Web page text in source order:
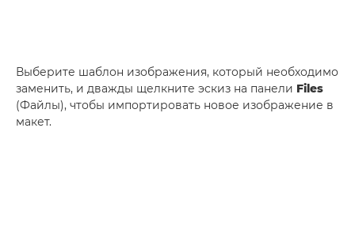
Выберите шаблон изображения, который необходимо
заменить, и дважды щелкните эскиз на панели Files
(Файлы), чтобы импортировать новое изображение в
макет.